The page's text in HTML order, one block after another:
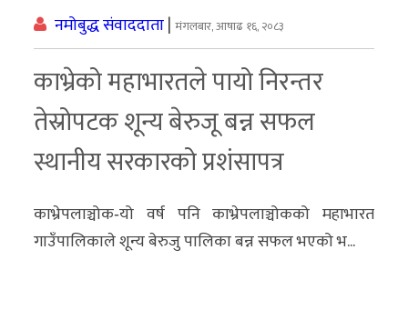
नमोबुद्ध संवाददाता|मंगलबार, आषाढ १६, २०८३
काभ्रेको महाभारतले पायो निरन्तर
तेस्रोपटक शून्य बेरुजू बन्न सफल
स्थानीय सरकारको प्रशंसापत्र
काभ्रेपलाञ्चोक‐यो वर्ष पनि काभ्रेपलाञ्चोकको महाभारत
गाउँपालिकाले शून्य बेरुजु पालिका बन्न सफल भएको भ...